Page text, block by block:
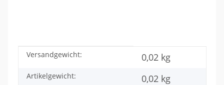
Produkteigenschaft
Wert
Versandgewicht: 0,02 kg
Artikelgewicht: 0,02 kg